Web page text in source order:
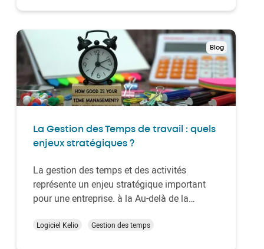
que vos collaborateurs se sentent b…
Blog
La Gestion des Temps de travail : quels
enjeux stratégiques ?
La gestion des temps et des activités
représente un enjeu stratégique important
pour une entreprise. à la Au-delà de la
collaborateurs, la GTA,Gestion des Temps et
Logiciel Kelio Gestion des temps